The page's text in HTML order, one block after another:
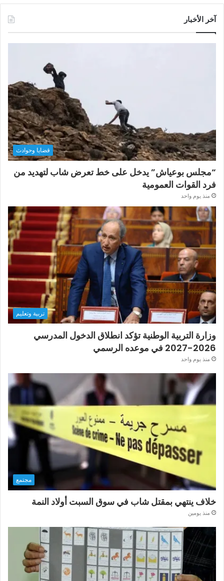
آخر الأخبار
قضايا وحوادث
“مجلس بوعياش” يدخل على خط تعرض شاب لتهديد من
فرد القوات العمومية
منذ يوم واحد
تربية وتعليم
وزارة التربية الوطنية تؤكد انطلاق الدخول المدرسي
2026-2027 في موعده الرسمي
منذ يوم واحد
مجتمع
خلاف ينتهي بمقتل شاب في سوق السبت أولاد النمة
منذ يومين